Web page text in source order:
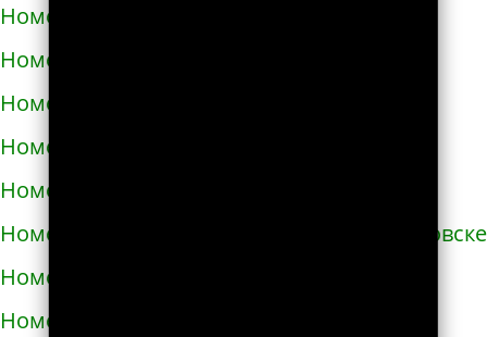
Номера телефонов такси в Змиёве
Номера телефонов такси в Знаменке
Номера телефонов такси в Золотоноше
Номера телефонов такси в Золочеве
Номера телефонов такси в Иванкове
Номера телефонов такси в Ивано-Франковске
Номера телефонов такси в Измаиле
Номера телефонов такси в Изюме